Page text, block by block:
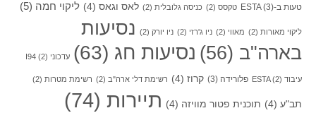
טעות ב-ESTA(3) טקסס (2) כניסה גלובלית (2) לאס וגאס (4) ליקוי חמה (5)
ליקוי מאורות (2) מאווי (2) ניו ג'רזי (2) ניו יורק (2)
נסיעות
בארה"ב (56) נסיעות חג (63) עדכוני I94 (2)
עיבוד ESTA (2) פלורידה (3) קרוז (4) רשימת דלי ארה"ב (2) רשימת מטרות (2)
תב"ע (4) תוכנית פטור מוויזה (4) תיירות (74)